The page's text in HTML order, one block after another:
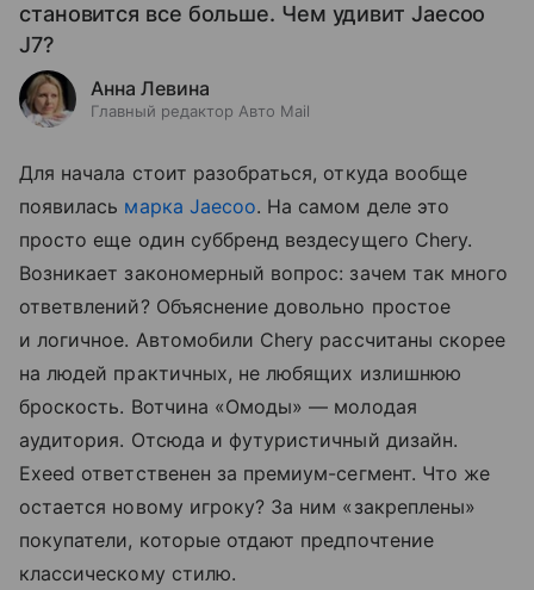
становится все больше. Чем удивит Jaecoo
J7?
Анна Левина
Главный редактор Авто Mail
Для начала стоит разобраться, откуда вообще
появилась марка Jaecoo. На самом деле это
просто еще один суббренд вездесущего Chery.
Возникает закономерный вопрос: зачем так много
ответвлений? Объяснение довольно простое
и логичное. Автомобили Chery рассчитаны скорее
на людей практичных, не любящих излишнюю
броскость. Вотчина «Омоды» — молодая
аудитория. Отсюда и футуристичный дизайн.
Exeed ответственен за премиум-сегмент. Что же
остается новому игроку? За ним «закреплены»
покупатели, которые отдают предпочтение
классическому стилю.